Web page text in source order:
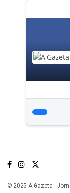
© 2025 A Gazeta -